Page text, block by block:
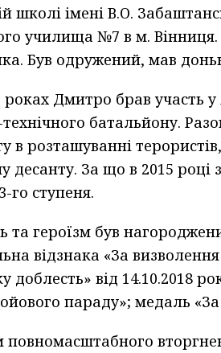
школі імені В.О.
училища №7 в м. Вінниця.
Був одружений, мав
роках Дмитро брав участь
батальйону.
в розташуванні
десанту. За що в 2015
го ступеня.
та героїзм був
відзнака «За
доблесть» від 14.10.2018
параду»; медаль
повномасштабного